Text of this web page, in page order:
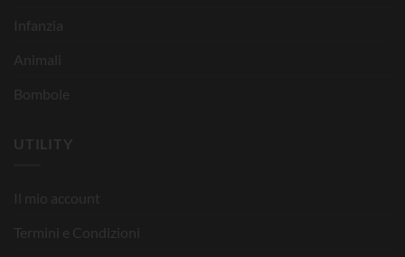
Infanzia
Animali
Bombole
UTILITY
Il mio account
Termini e Condizioni